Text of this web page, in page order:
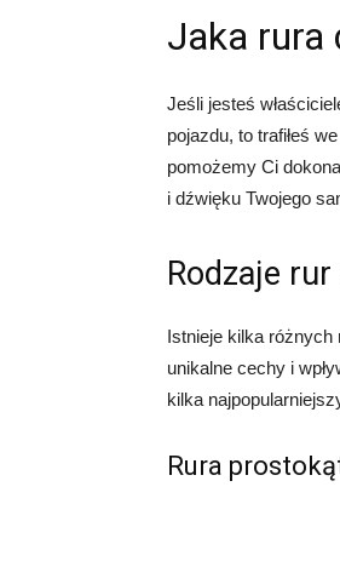
Jaka rura
Jeśli jesteś
pojazdu, to trafiłeś
pomożemy Ci
i dźwięku Twojego
Rodzaje
Istnieje kilka różnych
unikalne cechy i
kilka
Rura